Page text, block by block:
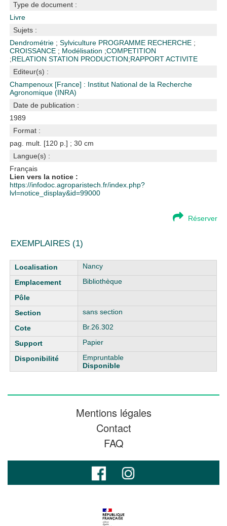
Type de document :
Livre
Sujets :
Dendrométrie ;Sylviculture PROGRAMME RECHERCHE ;
CROISSANCE ; Modélisation ;COMPETITION
;RELATION STATION PRODUCTION;RAPPORT ACTIVITE
Editeur(s) :
Champenoux [France] : Institut National de la Recherche
Agronomique (INRA)
Date de publication :
1989
Format :
pag. mult. [120 p.] ; 30 cm
Langue(s) :
Français
Lien vers la notice :
https://infodoc.agroparistech.fr/index.php?
lvl=notice_display&id=99000
Réserver
EXEMPLAIRES (1)
Liste des exemplaires
Nancy
Bibliothèque
sans section
Br.26.302
Papier
Empruntable
Disponible
Mentions légales
Contact
FAQ